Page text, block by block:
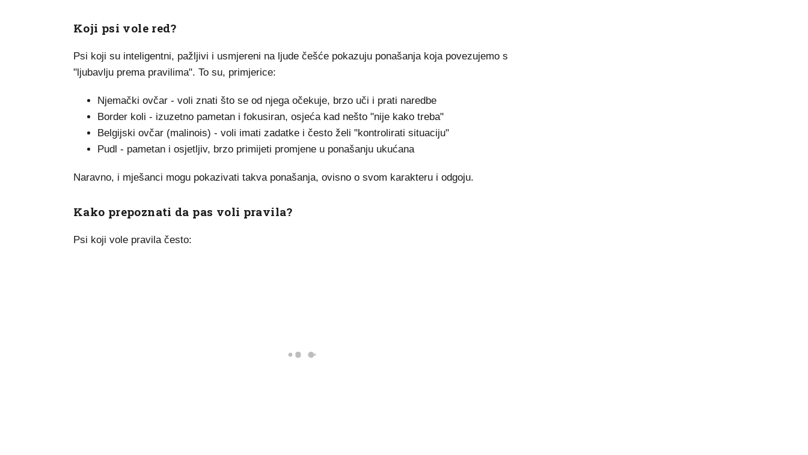
Koji psi vole red?
Psi koji su inteligentni, pažljivi i usmjereni na ljude češće pokazuju ponašanja koja povezujemo s
"ljubavlju prema pravilima". To su, primjerice:
Njemački ovčar - voli znati što se od njega očekuje, brzo uči i prati naredbe
Border koli - izuzetno pametan i fokusiran, osjeća kad nešto "nije kako treba"
Belgijski ovčar (malinois) - voli imati zadatke i često želi "kontrolirati situaciju"
Pudl - pametan i osjetljiv, brzo primijeti promjene u ponašanju ukućana
Naravno, i mješanci mogu pokazivati takva ponašanja, ovisno o svom karakteru i odgoju.
Kako prepoznati da pas voli pravila?
Psi koji vole pravila često: